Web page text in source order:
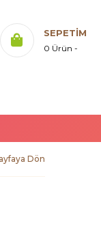
SEPETIM
0 Ürün
Dön